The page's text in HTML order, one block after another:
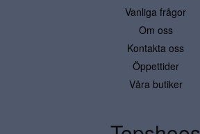
Vanliga frågor
Om oss
Kontakta oss
Öppettider
Våra butiker